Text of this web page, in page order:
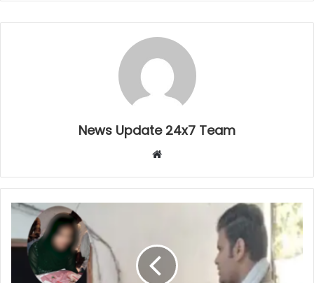
News Update 24x7 Team
Website